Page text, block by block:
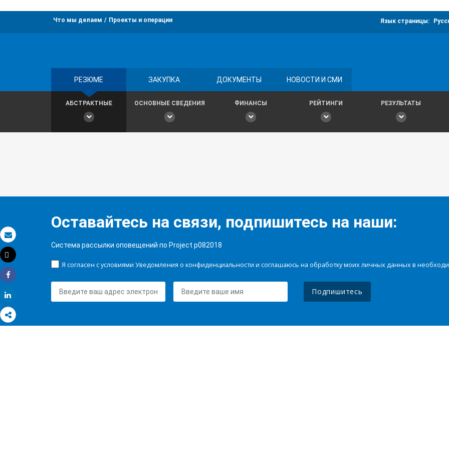
Электронная почта
Распечатать
Tweet
Share
Что мы делаем Проекты и операции Язык страницы:
РЕЗЮМЕ ЗАКУПКА ДОКУМЕНТЫ НОВОСТИ И СМИ
АБСТРАКТНЫЕ ОСНОВНЫЕ СВЕДЕНИЯ ФИНАНСЫ РЕЙТИНГИ РЕЗУЛЬТАТЫ
Оставайтесь на связи, подпишитесь на наши:
Система рассылки оповещений по Project p082018
Я согласен с условиями Уведомления о конфиденциальности и соглашаюсь на обработку моих личных данных в
Подпишитесь